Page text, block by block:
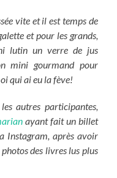
vite et il est temps de
et pour les grands,
lutin un verre de jus
mini gourmand pour
qui ai eu la fève!
autres participantes,
ayant fait un billet
Instagram, après avoir
des livres lus plus